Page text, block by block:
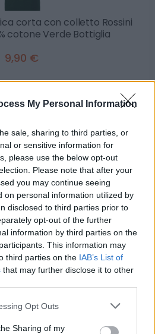
My Personal Information
sale, sharing to third parties, or
or sensitive information for
please use the below opt-out
Please note that after your
you may continue seeing
on personal information utilized by
disclosed to third parties prior to
opt-out of the further
information by third parties on the
This information may
third parties on the IAB’s List of
that may further disclose it to other
app uses one or more Google
behaviour. You may click to
Opt Outs
Sharing of my
corta con colletto Rossini
cotone Verde Bottiglia
9,90 €
corta con colletto Rossini Take
Verde Bottiglia